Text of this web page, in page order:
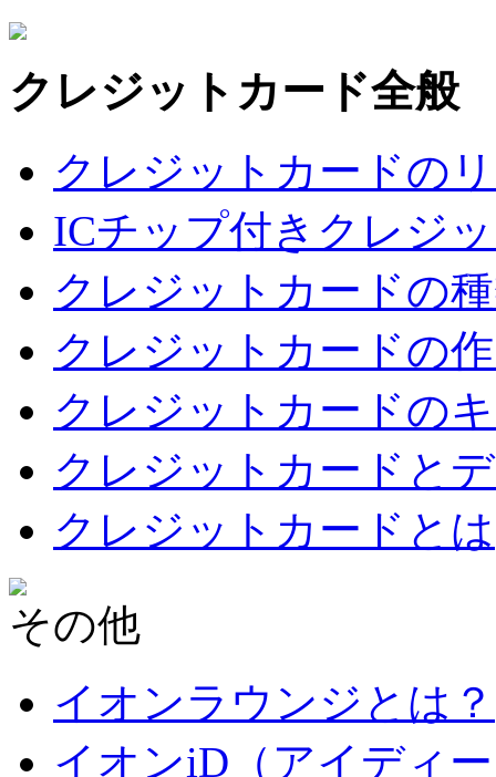
クレジットカード全般
クレジットカードの
ICチップ付きクレジ
クレジットカードの
クレジットカードの
クレジットカードの
クレジットカードと
クレジットカードとは
その他
イオンラウンジとは？
イオンiD（アイディ